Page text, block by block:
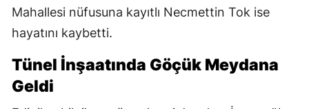
Mahallesi nüfusuna kayıtlı Necmettin Tok ise
hayatını kaybetti.
Tünel İnşaatında Göçük Meydana
Geldi